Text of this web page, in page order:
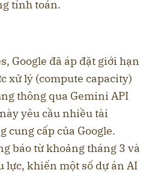
tính toán.
Google đã áp đặt giới hạn
xử lý (compute capacity)
thông qua Gemini API
yêu cầu nhiều tài
cung cấp của Google.
báo từ khoảng tháng 3 và
lực, khiến một số dự án AI